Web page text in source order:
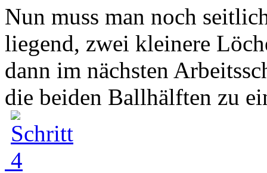
Nun muss man noch
liegend, zwei kleinere
dann im nächsten
die beiden Ballhälften zu